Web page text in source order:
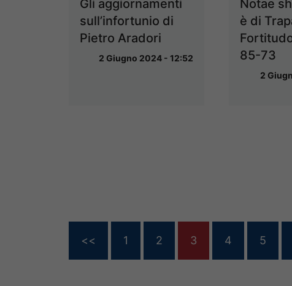
Gli aggiornamenti
sull’infortunio di
Pietro Aradori
2 Giugno 2024 - 12:52
Notae
è di
85-73
2
<< 1 2 3 4 5